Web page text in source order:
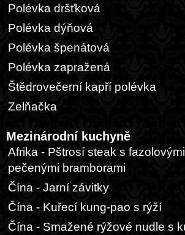
Polévka dršťková
Polévka dýňová
Polévka špenátová
Polévka zapražená
Štědrovečerní kapří polévka
Zelňačka
Mezinárodní kuchyně
Afrika - Pštrosí steak s
pečenými bramborami
Čína - Jarní závitky
Čína - Kuřecí kung-pao s rýží
Čína - Smažené rýžové nudle s